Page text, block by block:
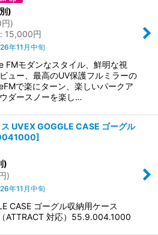
)
円)
: 15,000円
年11月中旬
FMモダンなスタイル、鮮明な視
ュー、最高のUV保護フルミラーの
で楽にターン、楽しいパークア
ダースノーを楽し…
UVEX GOGGLE CASE ゴーグル
]
)
)
年11月中旬
CASE ゴーグル収納用ケース
ATTRACT 対応）55.9.004.1000